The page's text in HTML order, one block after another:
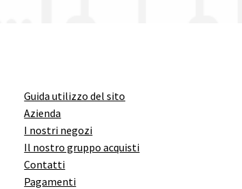
Guida utilizzo del sito
Azienda
I nostri negozi
Il nostro gruppo acquisti
Contatti
Pagamenti